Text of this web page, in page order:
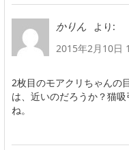
かりん
より:
2015年2月10日
2枚目のモアクリちゃんの
は、近いのだろうか？猫
ね。